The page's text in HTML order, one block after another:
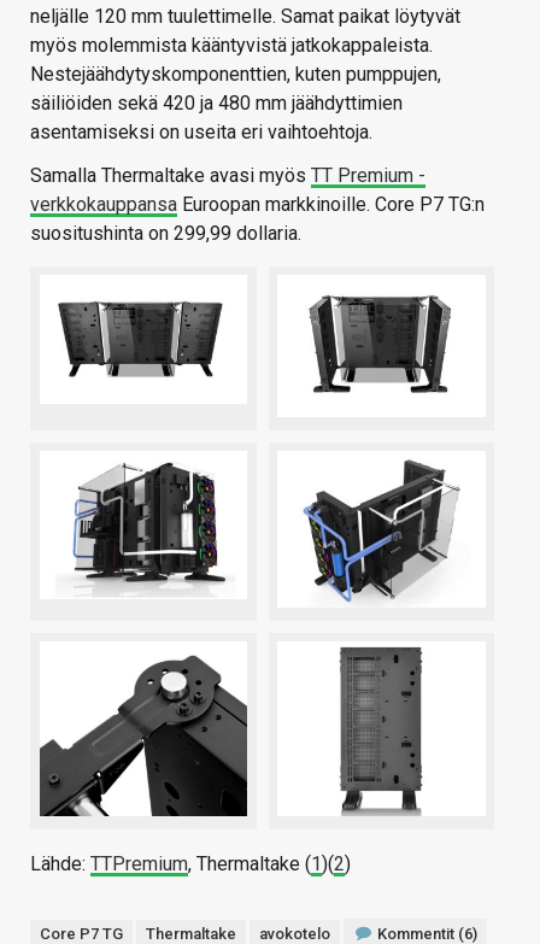
neljälle 120 mm tuulettimelle. Samat paikat löytyvät
myös molemmista kääntyvistä jatkokappaleista.
Nestejäähdytyskomponenttien, kuten pumppujen,
säiliöiden sekä 420 ja 480 mm jäähdyttimien
asentamiseksi on useita eri vaihtoehtoja.
Samalla Thermaltake avasi myös TT Premium -
verkkokauppansa Euroopan markkinoille. Core P7 TG:n
suositushinta on 299,99 dollaria.
Lähde: TTPremium, Thermaltake (1)(2)
Core P7 TG Thermaltake avokotelo Kommentit (6)